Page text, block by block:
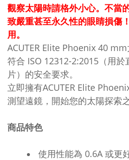
觀察太陽時請格外小心。不當
致嚴重甚至永久性的眼睛損傷
用。
ACUTER Elite Phoenix 40
符合 ISO 12312-2:2015（用
片）的安全要求。
立即擁有ACUTER Elite
測望遠鏡，開始您的太陽探索
商品特色
使用性能為 0.6A 或更